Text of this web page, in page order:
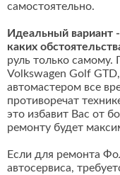
самостоятельно.
Идеальный вариант
каких
руль только
Volkswagen Golf
автомастером все
противоречат
это избавит Вас от
ремонту будет
Если для ремонта
автосервиса,